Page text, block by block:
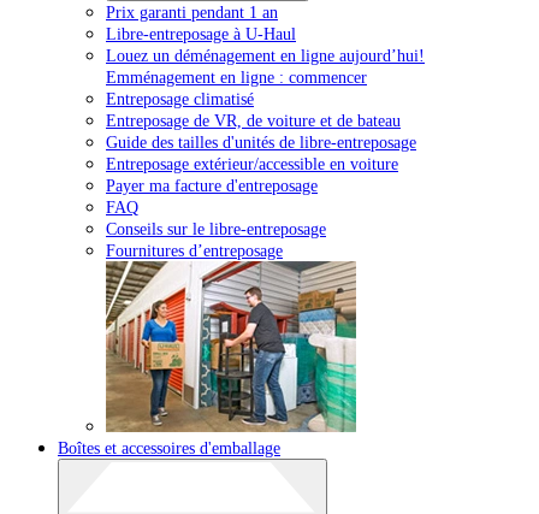
Prix garanti pendant 1 an
Libre-entreposage à U-Haul
Louez un déménagement en ligne aujourd’hui!
Emménagement en ligne : commencer
Entreposage climatisé
Entreposage de VR, de voiture et de bateau
Guide des tailles d'unités de libre-entreposage
Entreposage extérieur/accessible en voiture
Payer ma facture d'entreposage
FAQ
Conseils sur le libre-entreposage
Fournitures d’entreposage
Boîtes et accessoires d'emballage